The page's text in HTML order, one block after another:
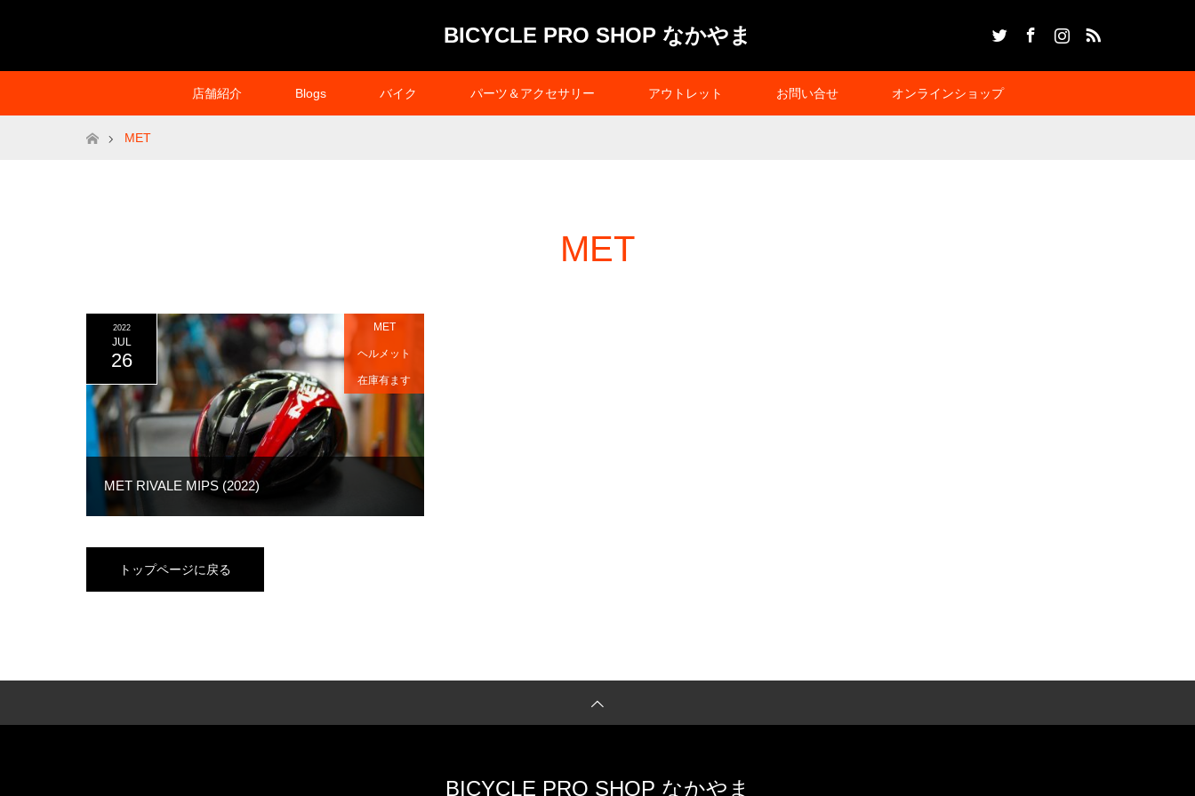
BICYCLE PRO SHOP なかやま
店舗紹介 Blogs バイク パーツ＆アクセサリー アウトレット お問い合せ オンラインショップ
ホームMET
MET
MET RIVALE MIPS (2022)
2022
JUL
26
MET
ヘルメット
在庫有ます
トップページに戻る
BICYCLE PRO SHOP なかやま